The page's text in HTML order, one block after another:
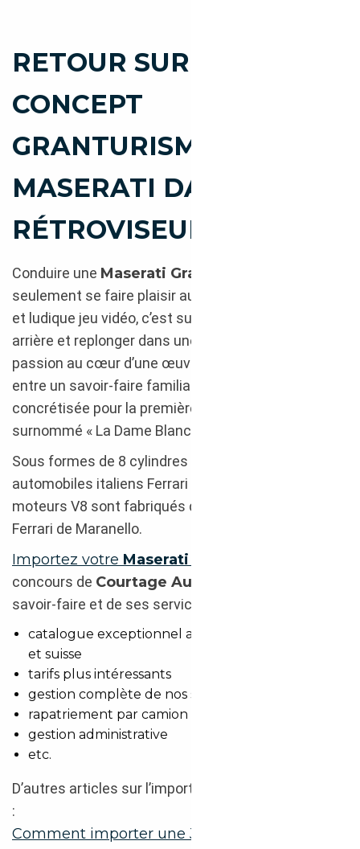
RETOUR SUR LE
CONCEPT
GRANTURISMO :
MASERATI DANS LE
RÉTROVISEUR
Conduire une Maserati GranTurismo
seulement se faire plaisir aux manettes d’un simple
et ludique jeu vidéo, c’est surtout repartir 70 ans en
arrière et replonger dans une longue histoire de
passion au cœur d’une œuvre d’art : une fusion
entre un savoir-faire familial et un design stylé,
concrétisée pour la première fois dans le prototype
surnommé « La Dame Blanche ».
Sous formes de 8 cylindres en V des constructeurs
automobiles italiens Ferrari et Maserati, les
moteurs V8 sont fabriqués depuis 2002 par l’Usine
Ferrari de Maranello.
Importez votre Maserati GranTurismo
concours de Courtage Auto
savoir-faire et de ses services :
catalogue exceptionnel aux niveaux européen
et suisse
tarifs plus intéressants
gestion complète de nos services
rapatriement par camion
gestion administrative
etc.
D’autres articles sur l’import de voiture d’Allemagne
:
Comment importer une Jeep Wrangler ?